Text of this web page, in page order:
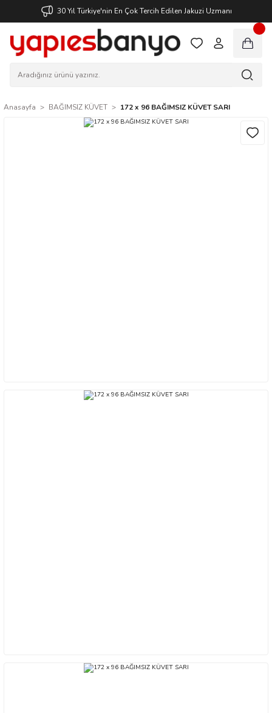
30 Yıl Türkiye'nin En Çok Tercih Edilen Jakuzi Uzmanı
Anasayfa BAĞIMSIZ KÜVET 172 x 96 BAĞIMSIZ KÜVET SARI